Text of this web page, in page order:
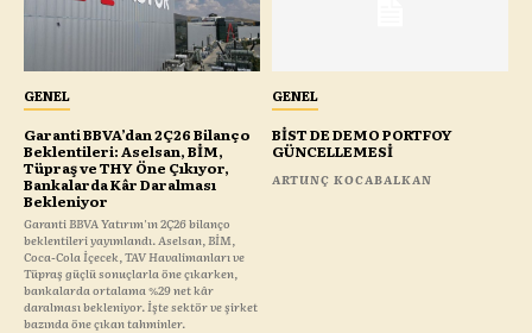
GENEL
Garanti BBVA’dan 2Ç26 Bilanço
Beklentileri: Aselsan, BİM,
Tüpraş ve THY Öne Çıkıyor,
Bankalarda Kâr Daralması
Bekleniyor
Garanti BBVA Yatırım'ın 2Ç26 bilanço
beklentileri yayımlandı. Aselsan, BİM,
Coca-Cola İçecek, TAV Havalimanları ve
Tüpraş güçlü sonuçlarla öne çıkarken,
bankalarda ortalama %29 net kâr
daralması bekleniyor. İşte sektör ve şirket
bazında öne çıkan tahminler.
GENEL
BİST DE DEMO PORTFOY
GÜNCELLEMESİ
ARTUNÇ KOCABALKAN